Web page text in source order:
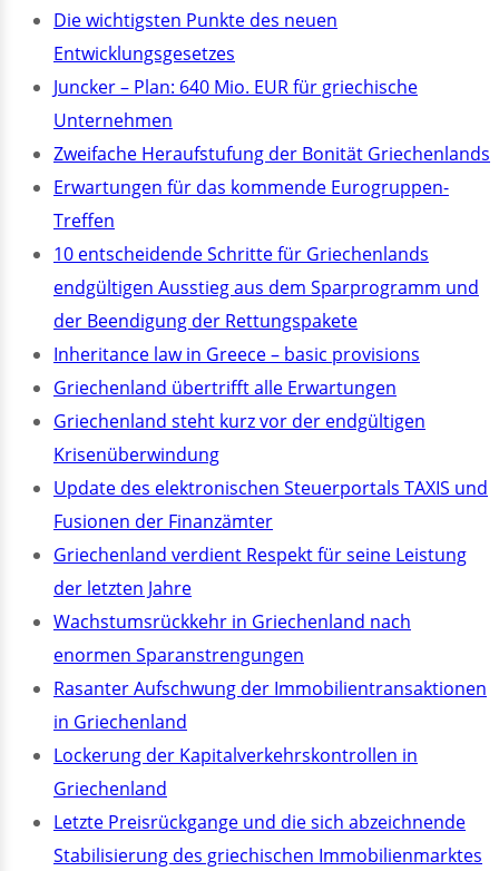
Die wichtigsten Punkte des neuen
Entwicklungsgesetzes
Juncker – Plan: 640 Mio. EUR für griechische
Unternehmen
Zweifache Heraufstufung der Bonität Griechenlands
Erwartungen für das kommende Eurogruppen-
Treffen
10 entscheidende Schritte für Griechenlands
endgültigen Ausstieg aus dem Sparprogramm und
der Beendigung der Rettungspakete
Inheritance law in Greece – basic provisions
Griechenland übertrifft alle Erwartungen
Griechenland steht kurz vor der endgültigen
Krisenüberwindung
Update des elektronischen Steuerportals TAXIS und
Fusionen der Finanzämter
Griechenland verdient Respekt für seine Leistung
der letzten Jahre
Wachstumsrückkehr in Griechenland nach
enormen Sparanstrengungen
Rasanter Aufschwung der Immobilientransaktionen
in Griechenland
Lockerung der Kapitalverkehrskontrollen in
Griechenland
Letzte Preisrückgange und die sich abzeichnende
Stabilisierung des griechischen Immobilienmarktes